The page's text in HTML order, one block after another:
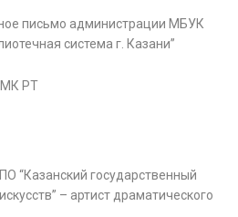
письмо администрации МБУК
система г. Казани”
МК РТ
“Казанский государственный
– артист драматического